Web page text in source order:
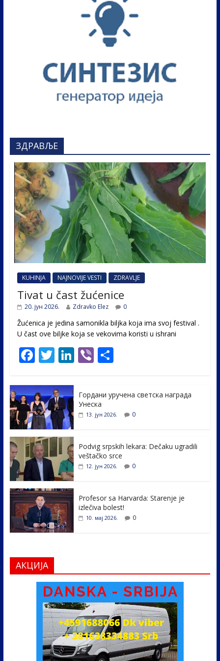
ЗДРАВЉЕ
KUHINJA NAJNOVIJE VESTI ZDRAVLJE
Tivat u čast žućenice
20. јун 2026. Zdravko Elez 0
Žućenica je jedina samonikla biljka koja ima svoj festival .
U čast ovе biljke koja se vekovima koristi u ishrani
F
e
b
o
o
k
T
itt
er
Li
e
dI
Vi S
e
Гордани уручена светска награда
Унеска
13. јун 2026. 0
Podvig srpskih lekara: Dečaku ugradili
veštačko srce
12. јун 2026. 0
Profesor sa Harvarda: Starenje je
izlečiva bolest!
10. мај 2026. 0
АКЦИЈА